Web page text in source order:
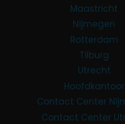
Maastricht
Nijmegen
Rotterdam
Tilburg
Utrecht
Hoofdkantoor
Contact Center
Contact Center